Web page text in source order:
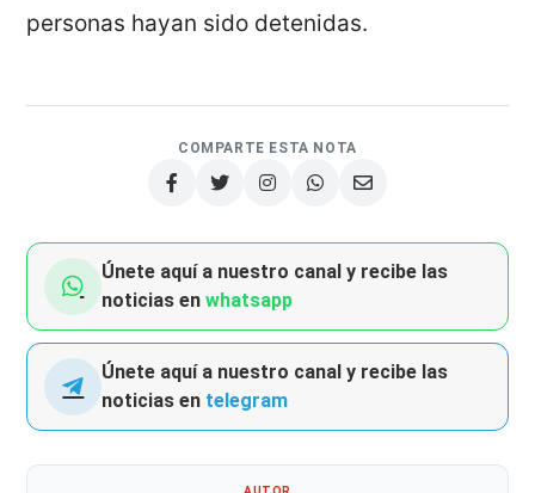
personas hayan sido detenidas.
COMPARTE ESTA NOTA
Únete aquí a nuestro canal y recibe las
noticias enwhatsapp
Únete aquí a nuestro canal y recibe las
noticias en telegram